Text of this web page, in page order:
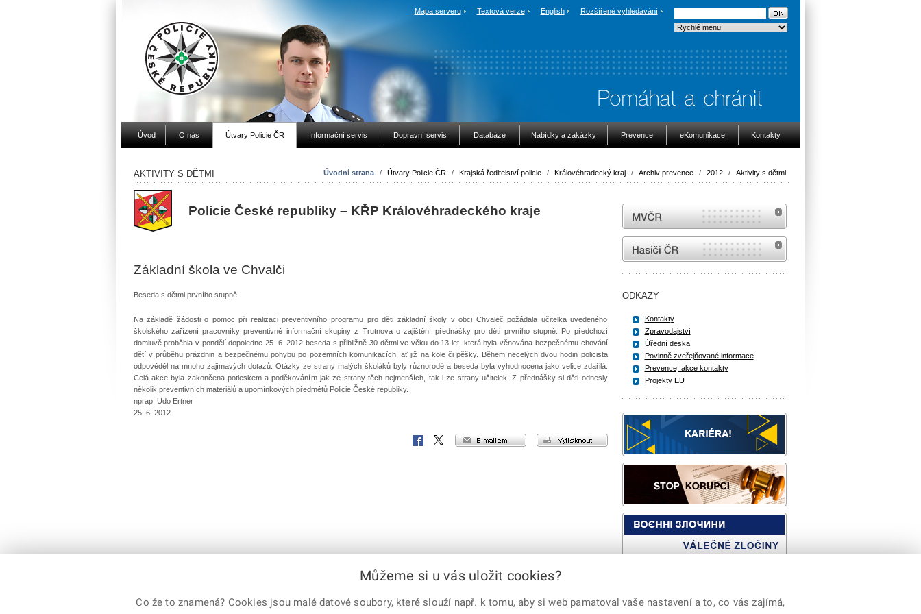
Mapa serveru Textová verze English Rozšířené vyhledávání
Úvod O nás Útvary Policie ČR Informační servis Dopravní servis Databáze Nabídky a zakázky Prevence eKomunikace Kontakty
Úvodní strana / Útvary Policie ČR / Krajská ředitelství policie / Královéhradecký kraj / Archiv prevence / 2012 / Aktivity s dětmi
AKTIVITY S DĚTMI
Policie České republiky – KŘP Královéhradeckého kraje
Základní škola ve Chvalči
Beseda s dětmi prvního stupně
Na základě žádosti o pomoc při realizaci preventivního programu pro děti základní školy v obci Chvaleč požádala učitelka uvedeného
školského zařízení pracovníky preventivně informační skupiny z Trutnova o zajištění přednášky pro děti prvního stupně. Po předchozí
domluvě proběhla v pondělí dopoledne 25. 6. 2012 beseda s přibližně 30 dětmi ve věku do 13 let, která byla věnována bezpečnému chování
dětí v průběhu prázdnin a bezpečnému pohybu po pozemních komunikacích, ať již na kole či pěšky. Během necelých dvou hodin policista
odpověděl na mnoho zajímavých dotazů. Otázky ze strany malých školáků byly různorodé a beseda byla vyhodnocena jako velice zdařilá.
Celá akce byla zakončena potleskem a poděkováním jak ze strany těch nejmenších, tak i ze strany učitelek. Z přednášky si děti odnesly
několik preventivních materiálů a upomínkových předmětů Policie České republiky.
nprap. Udo Ertner
25. 6. 2012
vytisknout
e-mailem
X
Facebook
MVČR
internetové stránky Hasiči ČR
ODKAZY
Kontakty
Zpravodajství
Úřední deska
Povinně zveřejňované informace
Prevence, akce kontakty
Projekty EU
Můžeme si u vás uložit cookies?
Co že to znamená? Cookies jsou malé datové soubory, které slouží např. k tomu, aby si web pamatoval vaše nastavení a to, co vás zajímá,